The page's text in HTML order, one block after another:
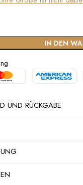
IN DEN
UND RÜCKGABE